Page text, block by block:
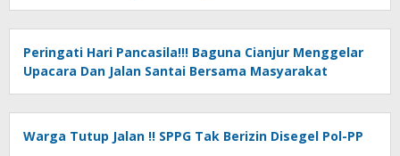
Peringati Hari Pancasila!!! Baguna Cianjur Menggelar
Upacara Dan Jalan Santai Bersama Masyarakat
Warga Tutup Jalan !! SPPG Tak Berizin Disegel Pol-PP